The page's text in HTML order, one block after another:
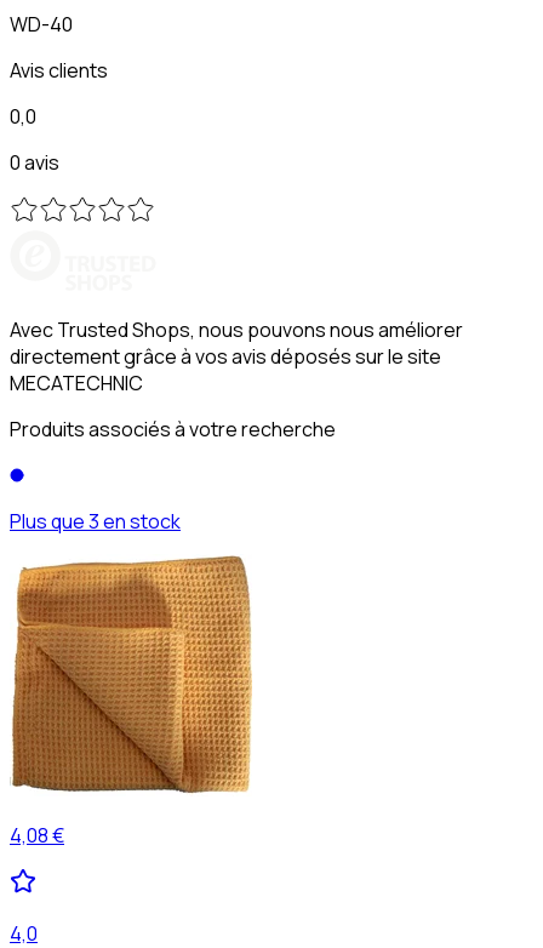
WD-40
Avis clients
0,0
0 avis
Avec Trusted Shops, nous pouvons nous améliorer
directement grâce à vos avis déposés sur le site
MECATECHNIC
Produits associés à votre recherche
Plus que 3 en stock
4,08 €
4,0